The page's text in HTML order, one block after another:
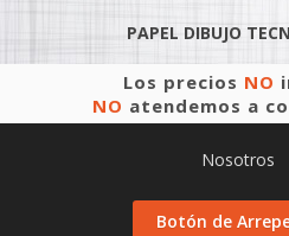
PAPEL DIBUJO
Los precios NO
NO atendemos a
Nosotros
Botón de